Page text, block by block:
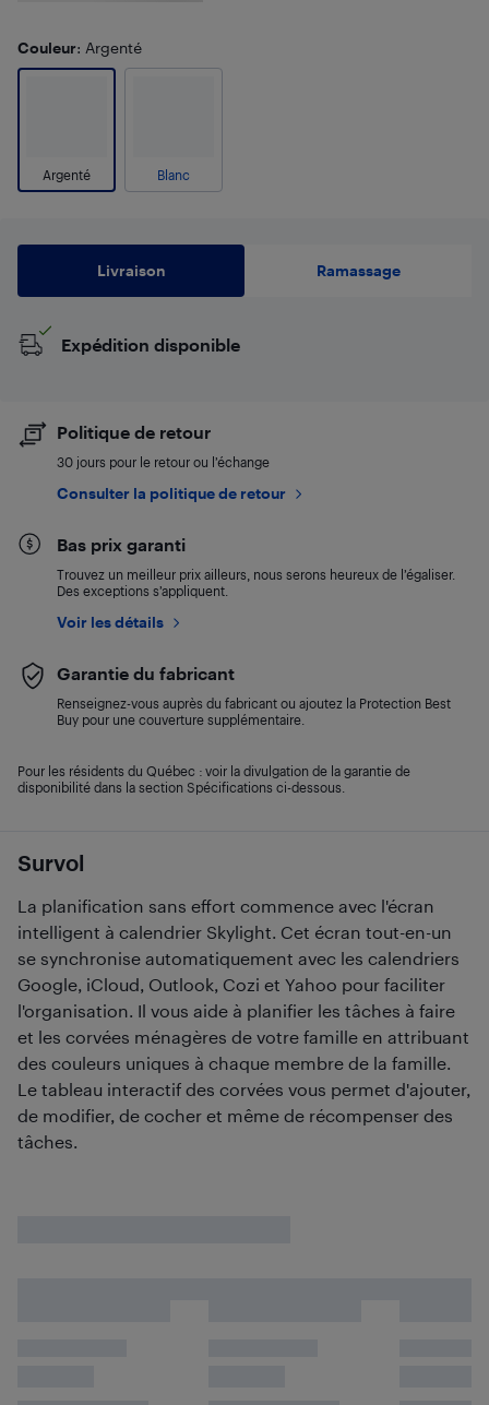
Survol
La planification sans effort commence avec l'écran
intelligent à calendrier Skylight. Cet écran tout-en-un
se synchronise automatiquement avec les calendriers
Google, iCloud, Outlook, Cozi et Yahoo pour faciliter
l'organisation. Il vous aide à planifier les tâches à faire
et les corvées ménagères de votre famille en attribuant
des couleurs uniques à chaque membre de la famille.
Le tableau interactif des corvées vous permet d'ajouter,
de modifier, de cocher et même de récompenser des
tâches.
Couleur: Argenté
Argenté Blanc
Livraison Ramassage
Expédition disponible
Politique de retour
30 jours pour le retour ou l’échange
Consulter la politique de retour
Bas prix garanti
Trouvez un meilleur prix ailleurs, nous serons heureux de l’égaliser.
Des exceptions s’appliquent.
Voir les détails
Garantie du fabricant
Renseignez-vous auprès du fabricant ou ajoutez la Protection Best
Buy pour une couverture supplémentaire.
Pour les résidents du Québec : voir la divulgation de la garantie de
disponibilité dans la section Spécifications ci-dessous.